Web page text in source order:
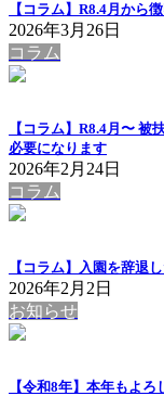
【コラム】R8.4月から
2026年3月26日
コラム
【コラム】R8.4月〜
必要になります
2026年2月24日
コラム
【コラム】入園を辞退
2026年2月2日
お知らせ
【令和8年】本年もよ